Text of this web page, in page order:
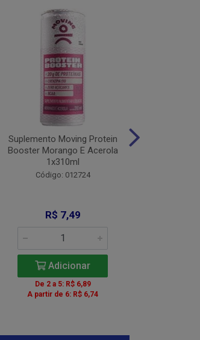
Suplemento Moving Protein
Booster Morango E Acerola
1x310ml
Código: 012724
R$ 7,49
Adicionar
De 2 a 5: R$ 6,89
A partir de 6: R$ 6,74